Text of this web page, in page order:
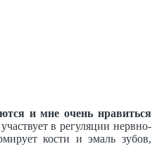
и мне очень нравиться
в регуляции нервно-
кости и эмаль зубов,